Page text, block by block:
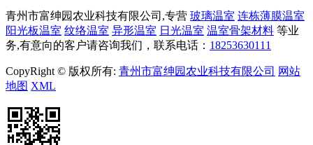
青州市富绅园农业科技有限公司,专营 玻璃温室 连栋薄膜温室
阳光板温室 纹络温室 异形温室 日光温室 温室骨架材料 等业
务,有意向的客户请咨询我们，联系电话： 18253630111
CopyRight © 版权所有: 青州市富绅园农业科技有限公司 网站
地图 XML